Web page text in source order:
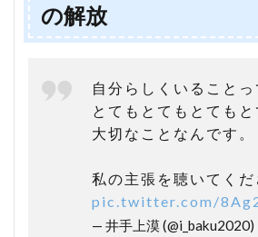
の解放
自分らしくいることっ
とてもとてもとてもと
大切なことなんです。
私の主張を聴いてくだ
pic.twitter.com/
— 井手上漠 (@i_baku2020)